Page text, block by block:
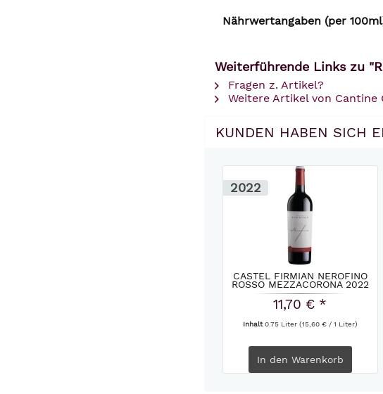
Nährwertangaben (per
Weiterführende Links zu
Fragen z. Artikel?
Weitere Artikel von Cantine
KUNDEN HABEN SICH
2022
CASTEL FIRMIAN NEROFINO
ROSSO MEZZACORONA 2022
11,70 € *
Inhalt0.75 Liter (15,60 € / 1 Liter)
In den Warenkorb